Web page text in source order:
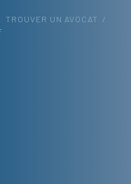
TROUVER UN AVOCAT
/